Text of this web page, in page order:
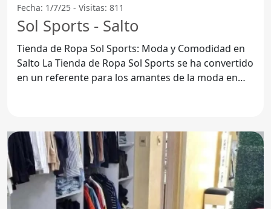
Fecha: 1/7/25 - Visitas: 811
Sol Sports - Salto
Tienda de Ropa Sol Sports: Moda y Comodidad en
Salto La Tienda de Ropa Sol Sports se ha convertido
en un referente para los amantes de la moda en